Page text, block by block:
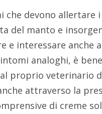
che devono
del manto e
e interessare anche
analoghi, è
proprio veterinario
attraverso la
di creme